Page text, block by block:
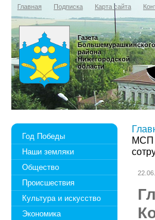
Главная Подписка Карта сайта
Газета
Большемурашкинского
района
Нижегородской
области
Год Победы
Наши земляки
Общество
Происшествия
Культура и искусство
Экономика
МСП